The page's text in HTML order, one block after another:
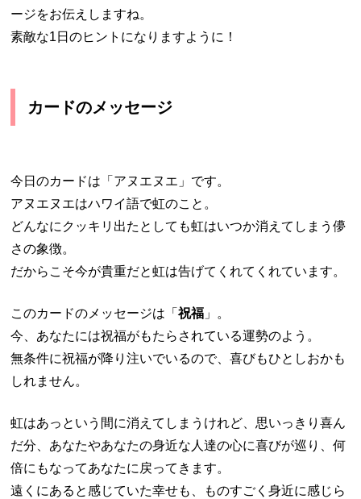
ージをお伝えしますね。
素敵な1日のヒントになりますように！
カードのメッセージ
今日のカードは「アヌエヌエ」です。
アヌエヌエはハワイ語で虹のこと。
どんなにクッキリ出たとしても虹はいつか消えてしまう儚
さの象徴。
だからこそ今が貴重だと虹は告げてくれてくれています。
このカードのメッセージは「祝福 」。
今、あなたには祝福がもたらされている運勢のよう。
無条件に祝福が降り注いでいるので、喜びもひとしおかも
しれません。
虹はあっという間に消えてしまうけれど、思いっきり喜ん
だ分、あなたやあなたの身近な人達の心に喜びが巡り、何
倍にもなってあなたに戻ってきます。
遠くにあると感じていた幸せも、ものすごく身近に感じら